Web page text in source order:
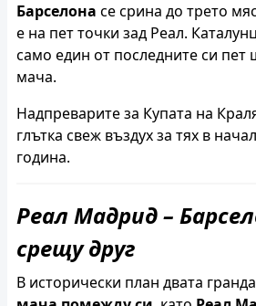
Барселона се срина до трето
е на пет точки зад Реал.
само един от последните си
мача.
Надпреварите за Купата на
глътка свеж въздух за тях в
година.
Реал Мадрид –
срещу друг
В исторически план двата